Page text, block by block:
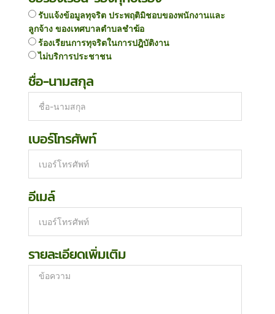
รับแจ้งข้อมูลทุจริต ประพฤติมิชอบของพนักงานและ
ลูกจ้าง ของเทศบาลตำบลชำฆ้อ
ร้องเรียนการทุจริตในการปฎิบัติงาน
ไม่บริการประชาชน
ชื่อ-นามสกุล
เบอร์โทรศัพท์
อีเมล์
รายละเอียดเพิ่มเติม